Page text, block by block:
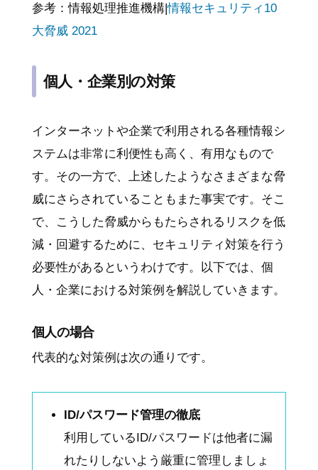
参考：情報処理推進機構|情報セキュリティ10
大脅威 2021
個人・企業別の対策
インターネットや企業で利用される各種情報シ
ステムは非常に利便性も高く、有用なもので
す。その一方で、上述したようなさまざまな脅
威にさらされていることもまた事実です。そこ
で、こうした脅威からもたらされるリスクを低
減・回避するために、セキュリティ対策を行う
必要性があるというわけです。以下では、個
人・企業における対策例を解説していきます。
個人の場合
代表的な対策例は次の通りです。
ID/パスワード管理の徹底
利用しているID/パスワードは他者に漏
れたりしないよう厳重に管理しましょ